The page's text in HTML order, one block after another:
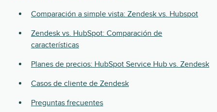
Comparación a simple vista: Zendesk vs. Hubspot
Zendesk vs. HubSpot: Comparación de
características
Planes de precios: HubSpot Service Hub vs. Zendesk
Casos de cliente de Zendesk
Preguntas frecuentes